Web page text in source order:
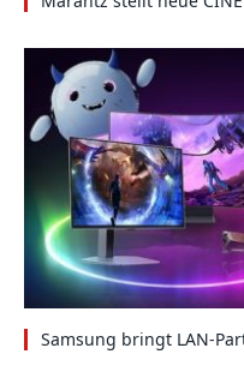
Samsung bringt LAN-